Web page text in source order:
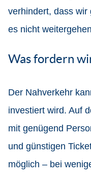
verhindert, dass wir
es nicht
Was fordern
Der Nahverkehr
investiert wird. Auf
mit genügend
und günstigen
möglich – bei